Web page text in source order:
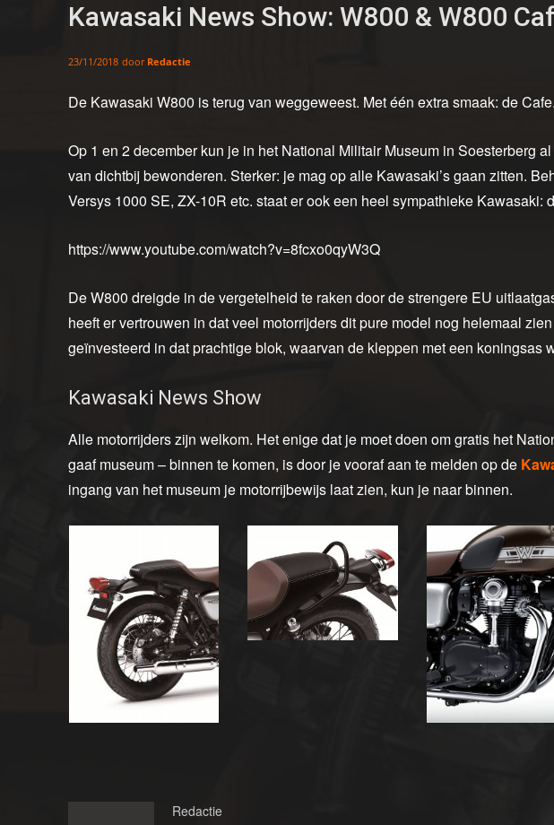
Kawasaki News Show: W800 & W800
23/11/2018 door Redactie
De Kawasaki W800 is terug van weggeweest. Met één extra smaak: de Cafe.
Op 1 en 2 december kun je in het National Militair Museum in Soesterberg
van dichtbij bewonderen. Sterker: je mag op alle Kawasaki’s gaan zitten.
Versys 1000 SE, ZX-10R etc. staat er ook een heel sympathieke Kawasaki:
https://www.youtube.com/watch?v=8fcxo0qyW3Q
De W800 dreigde in de vergetelheid te raken door de strengere EU
heeft er vertrouwen in dat veel motorrijders dit pure model nog helemaal
geïnvesteerd in dat prachtige blok, waarvan de kleppen met een koningsas
Kawasaki News Show
Alle motorrijders zijn welkom. Het enige dat je moet doen om gratis het
gaaf museum – binnen te komen, is door je vooraf aan te melden op de
ingang van het museum je motorrijbewijs laat zien, kun je naar binnen.
Redactie